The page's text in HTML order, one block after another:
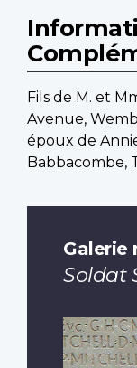
Fils de M. et
Avenue,
époux de
Babbacombe,
Galerie
Soldat